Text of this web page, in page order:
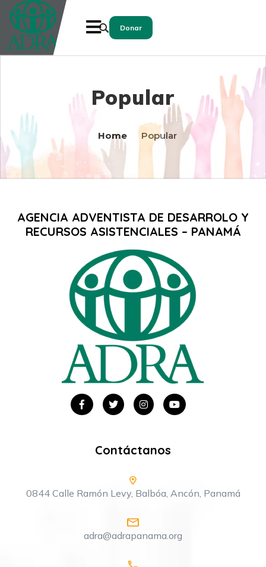
Donar
Popular
Home Popular
AGENCIA ADVENTISTA DE DESARROLO Y
RECURSOS ASISTENCIALES – PANAMÁ
Contáctanos
0844 Calle Ramón Levy, Balbóa, Ancón, Panamá
adra@adrapanama.org